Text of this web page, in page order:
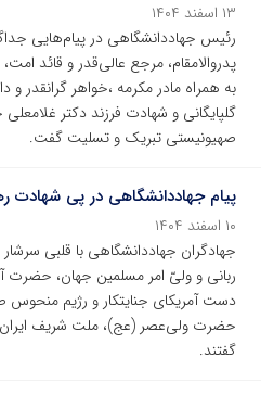
۱۳ اسفند ۱۴۰۴
رئیس جهاددانشگاهی در پیام‌هایی
پدروالامقام، مرجع عالی‌قدر و قائد
به همراه مادر مکرمه ،خواهر
گلپایگانی و شهادت فرزند دکتر
صهیونیستی تبریک و تسلیت گفت.
پیام جهاددانشگاهی در پی شهادت
۱۰ اسفند ۱۴۰۴
جهادگران جهاددانشگاهی با قلبی سرشار
ربانی و ولیّ امر مسلمین جهان، حضرت
دست آمریکای جنایتکار و رژیم
حضرت ولی‌عصر (عج)، ملت شریف ایران
گفتند.